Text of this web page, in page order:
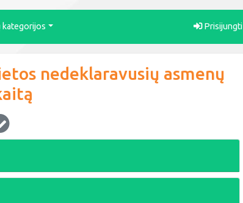
kategorijos Prisijungti
nedeklaravusių asmenų